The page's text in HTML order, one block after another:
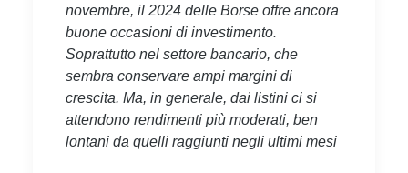
novembre, il 2024 delle Borse offre ancora
buone occasioni di investimento.
Soprattutto nel settore bancario, che
sembra conservare ampi margini di
crescita. Ma, in generale, dai listini ci si
attendono rendimenti più moderati, ben
lontani da quelli raggiunti negli ultimi mesi